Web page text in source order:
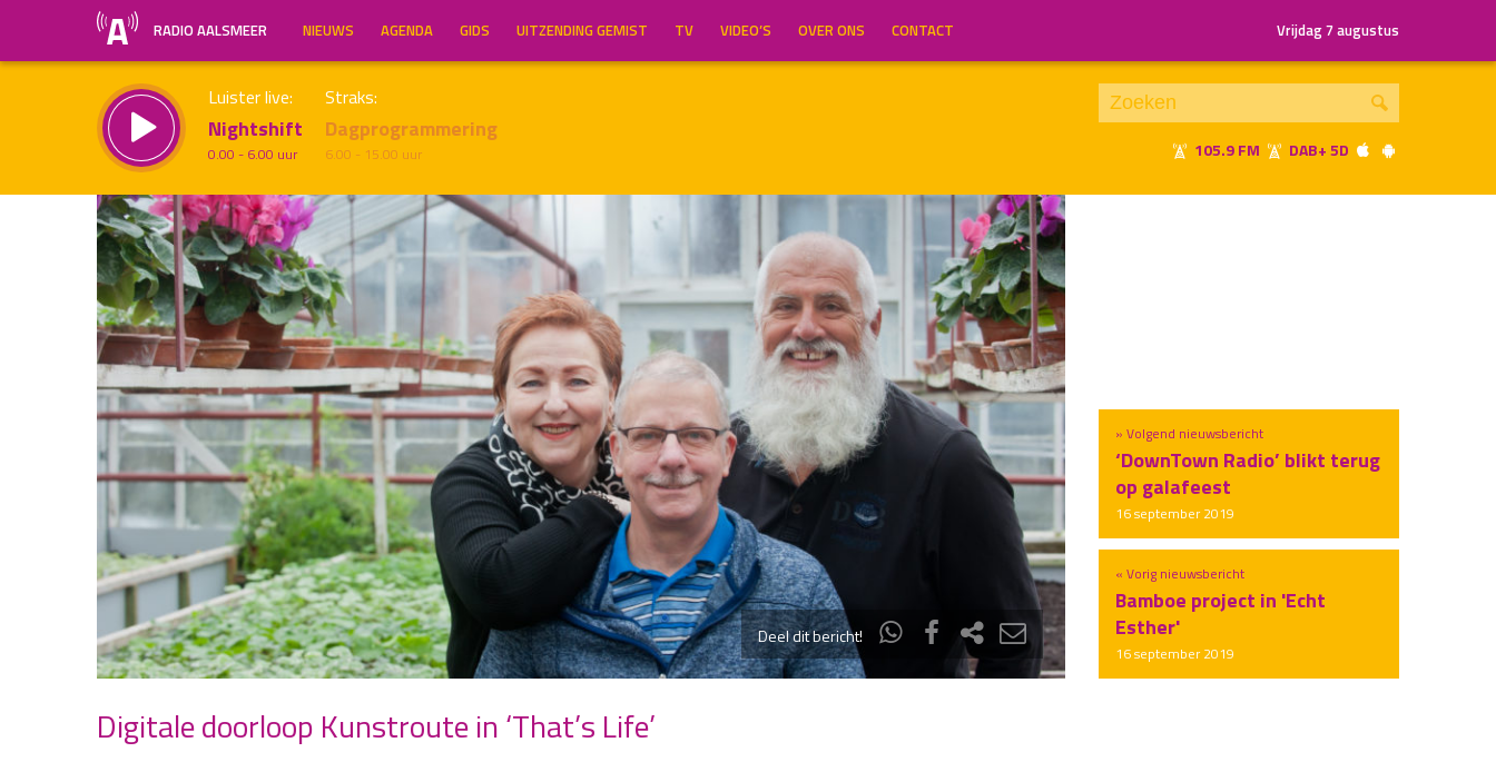
RADIO AALSMEER NIEUWS AGENDA GIDS UITZENDING GEMIST TV VIDEO’S OVER ONS CONTACT Vrijdag 7 augustus
Luister live:
Nightshift
0.00 - 6.00 uur
Straks:
Dagprogrammering
6.00 - 15.00 uur 105.9 FM DAB+ 5D
Inklappen
Deel dit bericht!
« Vorig nieuwsbericht
Bamboe project in 'Echt
Esther'
16 september 2019
» Volgend nieuwsbericht
‘DownTown Radio’ blikt terug
op galafeest
16 september 2019
Digitale doorloop Kunstroute in ‘That’s Life’